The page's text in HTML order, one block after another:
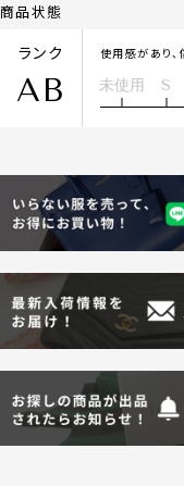
商品状態
ランク
AB
使用感があり
未使用 S